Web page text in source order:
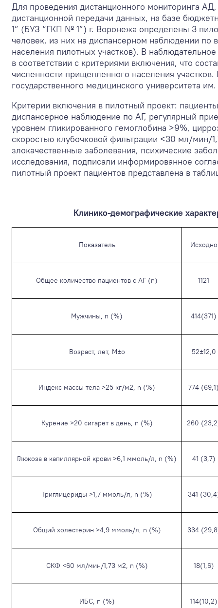
Для проведения дистанционного мониторинга
дистанционной передачи данных, на базе
1” (БУЗ “ГКП № 1”) г. Воронежа определены 3
человек, из них на диспансерном наблюдении по
населения пилотных участков). В
в соответствии с критериями включения, что
численности прищепленного населения
государственного медицинского университета
Критерии включения в пилотный проект:
диспансерное наблюдение по АГ, регулярный
уровнем гликированного гемоглобина >9%,
скоростью клубочковой фильтрации <30 мл/мин/
злокачественные заболевания, психические
исследования, подписали информированное
пилотный проект пациентов представлена в
Клинико-демографические
Показатель Исходно
Общее количество пациентов с АГ (n) 1121
Мужчины, n (%) 414(371)
Возраст, лет, М±о 52±12,0
Индекс массы тела >25 кг/м2, n (%) 774
Курение >20 сигарет в день, n (%) 260
Глюкоза в капиллярной крови >6,1 ммоль/л, n (%) 41 (3,7)
Триглицериды >1,7 ммоль/л, n (%) 341
Общий холестерин >4,9 ммоль/л, n (%) 334
СКФ <60 мл/мин/1,73 м2, n (%) 18(1,6)
ИБС, n (%) 114(10,2)